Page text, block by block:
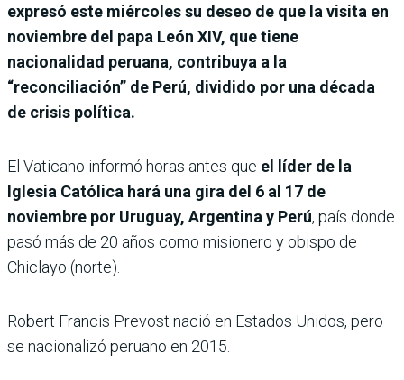
expresó este miércoles su deseo de que la visita en
noviembre del papa León XIV, que tiene
nacionalidad peruana, contribuya a la
“reconciliación” de Perú, dividido por una década
de crisis política.
El Vaticano informó horas antes que el líder de la
Iglesia Católica hará una gira del 6 al 17 de
noviembre por Uruguay, Argentina y Perú, país donde
pasó más de 20 años como misionero y obispo de
Chiclayo (norte).
Robert Francis Prevost nació en Estados Unidos, pero
se nacionalizó peruano en 2015.